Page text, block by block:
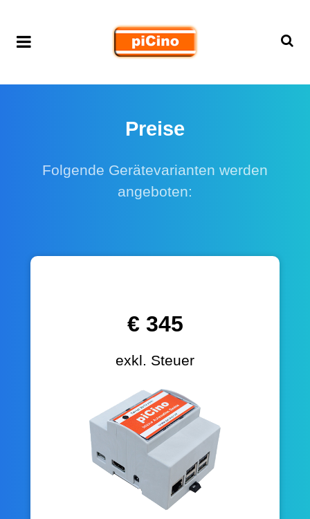
Preise
Folgende Gerätevarianten werden
angeboten:
€ 345
exkl. Steuer